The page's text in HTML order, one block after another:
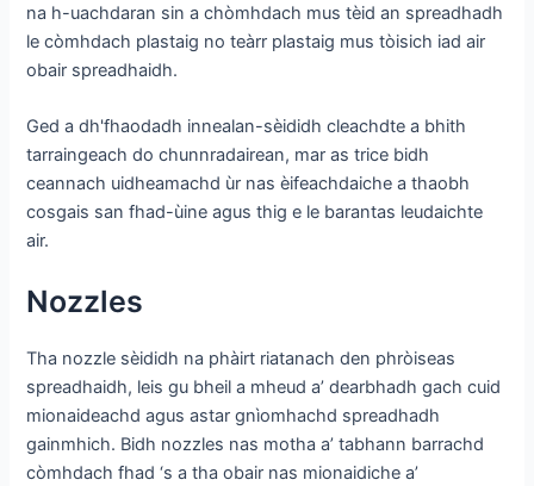
na h-uachdaran sin a chòmhdach mus tèid an spreadhadh
le còmhdach plastaig no teàrr plastaig mus tòisich iad air
obair spreadhaidh.
Ged a dh'fhaodadh innealan-sèididh cleachdte a bhith
tarraingeach do chunnradairean, mar as trice bidh
ceannach uidheamachd ùr nas èifeachdaiche a thaobh
cosgais san fhad-ùine agus thig e le barantas leudaichte
air.
Nozzles
Tha nozzle sèididh na phàirt riatanach den phròiseas
spreadhaidh, leis gu bheil a mheud a’ dearbhadh gach cuid
mionaideachd agus astar gnìomhachd spreadhadh
gainmhich. Bidh nozzles nas motha a’ tabhann barrachd
còmhdach fhad ‘s a tha obair nas mionaidiche a’